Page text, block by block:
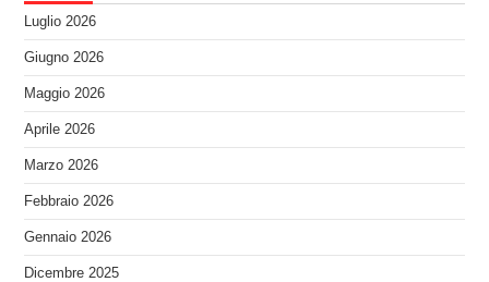
Luglio 2026
Giugno 2026
Maggio 2026
Aprile 2026
Marzo 2026
Febbraio 2026
Gennaio 2026
Dicembre 2025